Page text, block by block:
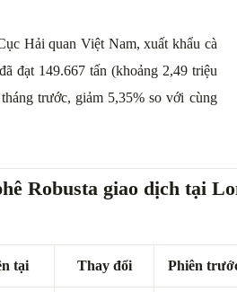
Hải quan Việt Nam, xuất khẩu cà
đạt 149.667 tấn (khoảng 2,49 triệu
trước, giảm 5,35% so với cùng
Robusta giao dịch tại
tại Thay đổi Phiên